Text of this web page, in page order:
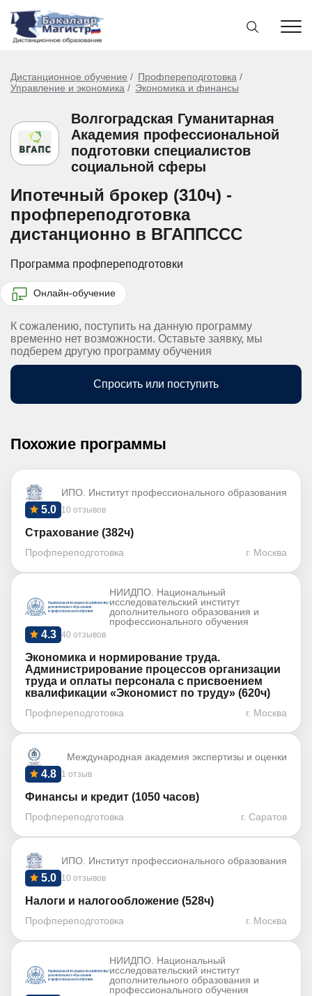
Дистанционное обучение
Профпереподготовка
Управление и экономика
Экономика и финансы
Волгоградская Гуманитарная
Академия профессиональной
подготовки специалистов
социальной сферы
Ипотечный брокер (310ч) -
профпереподготовка
дистанционно в ВГАППССС
Программа профпереподготовки
Онлайн-обучение
К сожалению, поступить на данную программу
временно нет возможности. Оставьте заявку, мы
подберем другую программу обучения
Спросить или поступить
Похожие программы
ИПО. Институт профессионального образования
10 отзывов
5.0
Страхование (382ч)
Профпереподготовка г. Москва
НИИДПО. Национальный
исследовательский институт
дополнительного образования и
профессионального обучения
40 отзывов
4.3
Экономика и нормирование труда.
Администрирование процессов организации
труда и оплаты персонала с присвоением
квалификации «Экономист по труду» (620ч)
Профпереподготовка г. Москва
Международная академия экспертизы и оценки
1 отзыв
4.8
Финансы и кредит (1050 часов)
Профпереподготовка г. Саратов
ИПО. Институт профессионального образования
10 отзывов
5.0
Налоги и налогообложение (528ч)
Профпереподготовка г. Москва
НИИДПО. Национальный
исследовательский институт
дополнительного образования и
профессионального обучения